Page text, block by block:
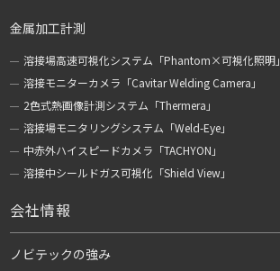
金属加工計測
溶接場高速可視化システム「Phantom×可視化照明」
溶接モニターカメラ「Cavitar Welding Camera」
2色式熱画像計測システム「Thermera」
溶接場モニタリングシステム「Weld-Eye」
中赤外ハイスピードカメラ「TACHYON」
溶接中シールドガス可視化「Shield View」
会社情報
ノビテックの強み